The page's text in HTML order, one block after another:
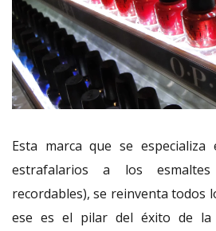
Esta marca que se
estrafalarios a los
recordables), se reinventa todos
ese es el pilar del éxito de la